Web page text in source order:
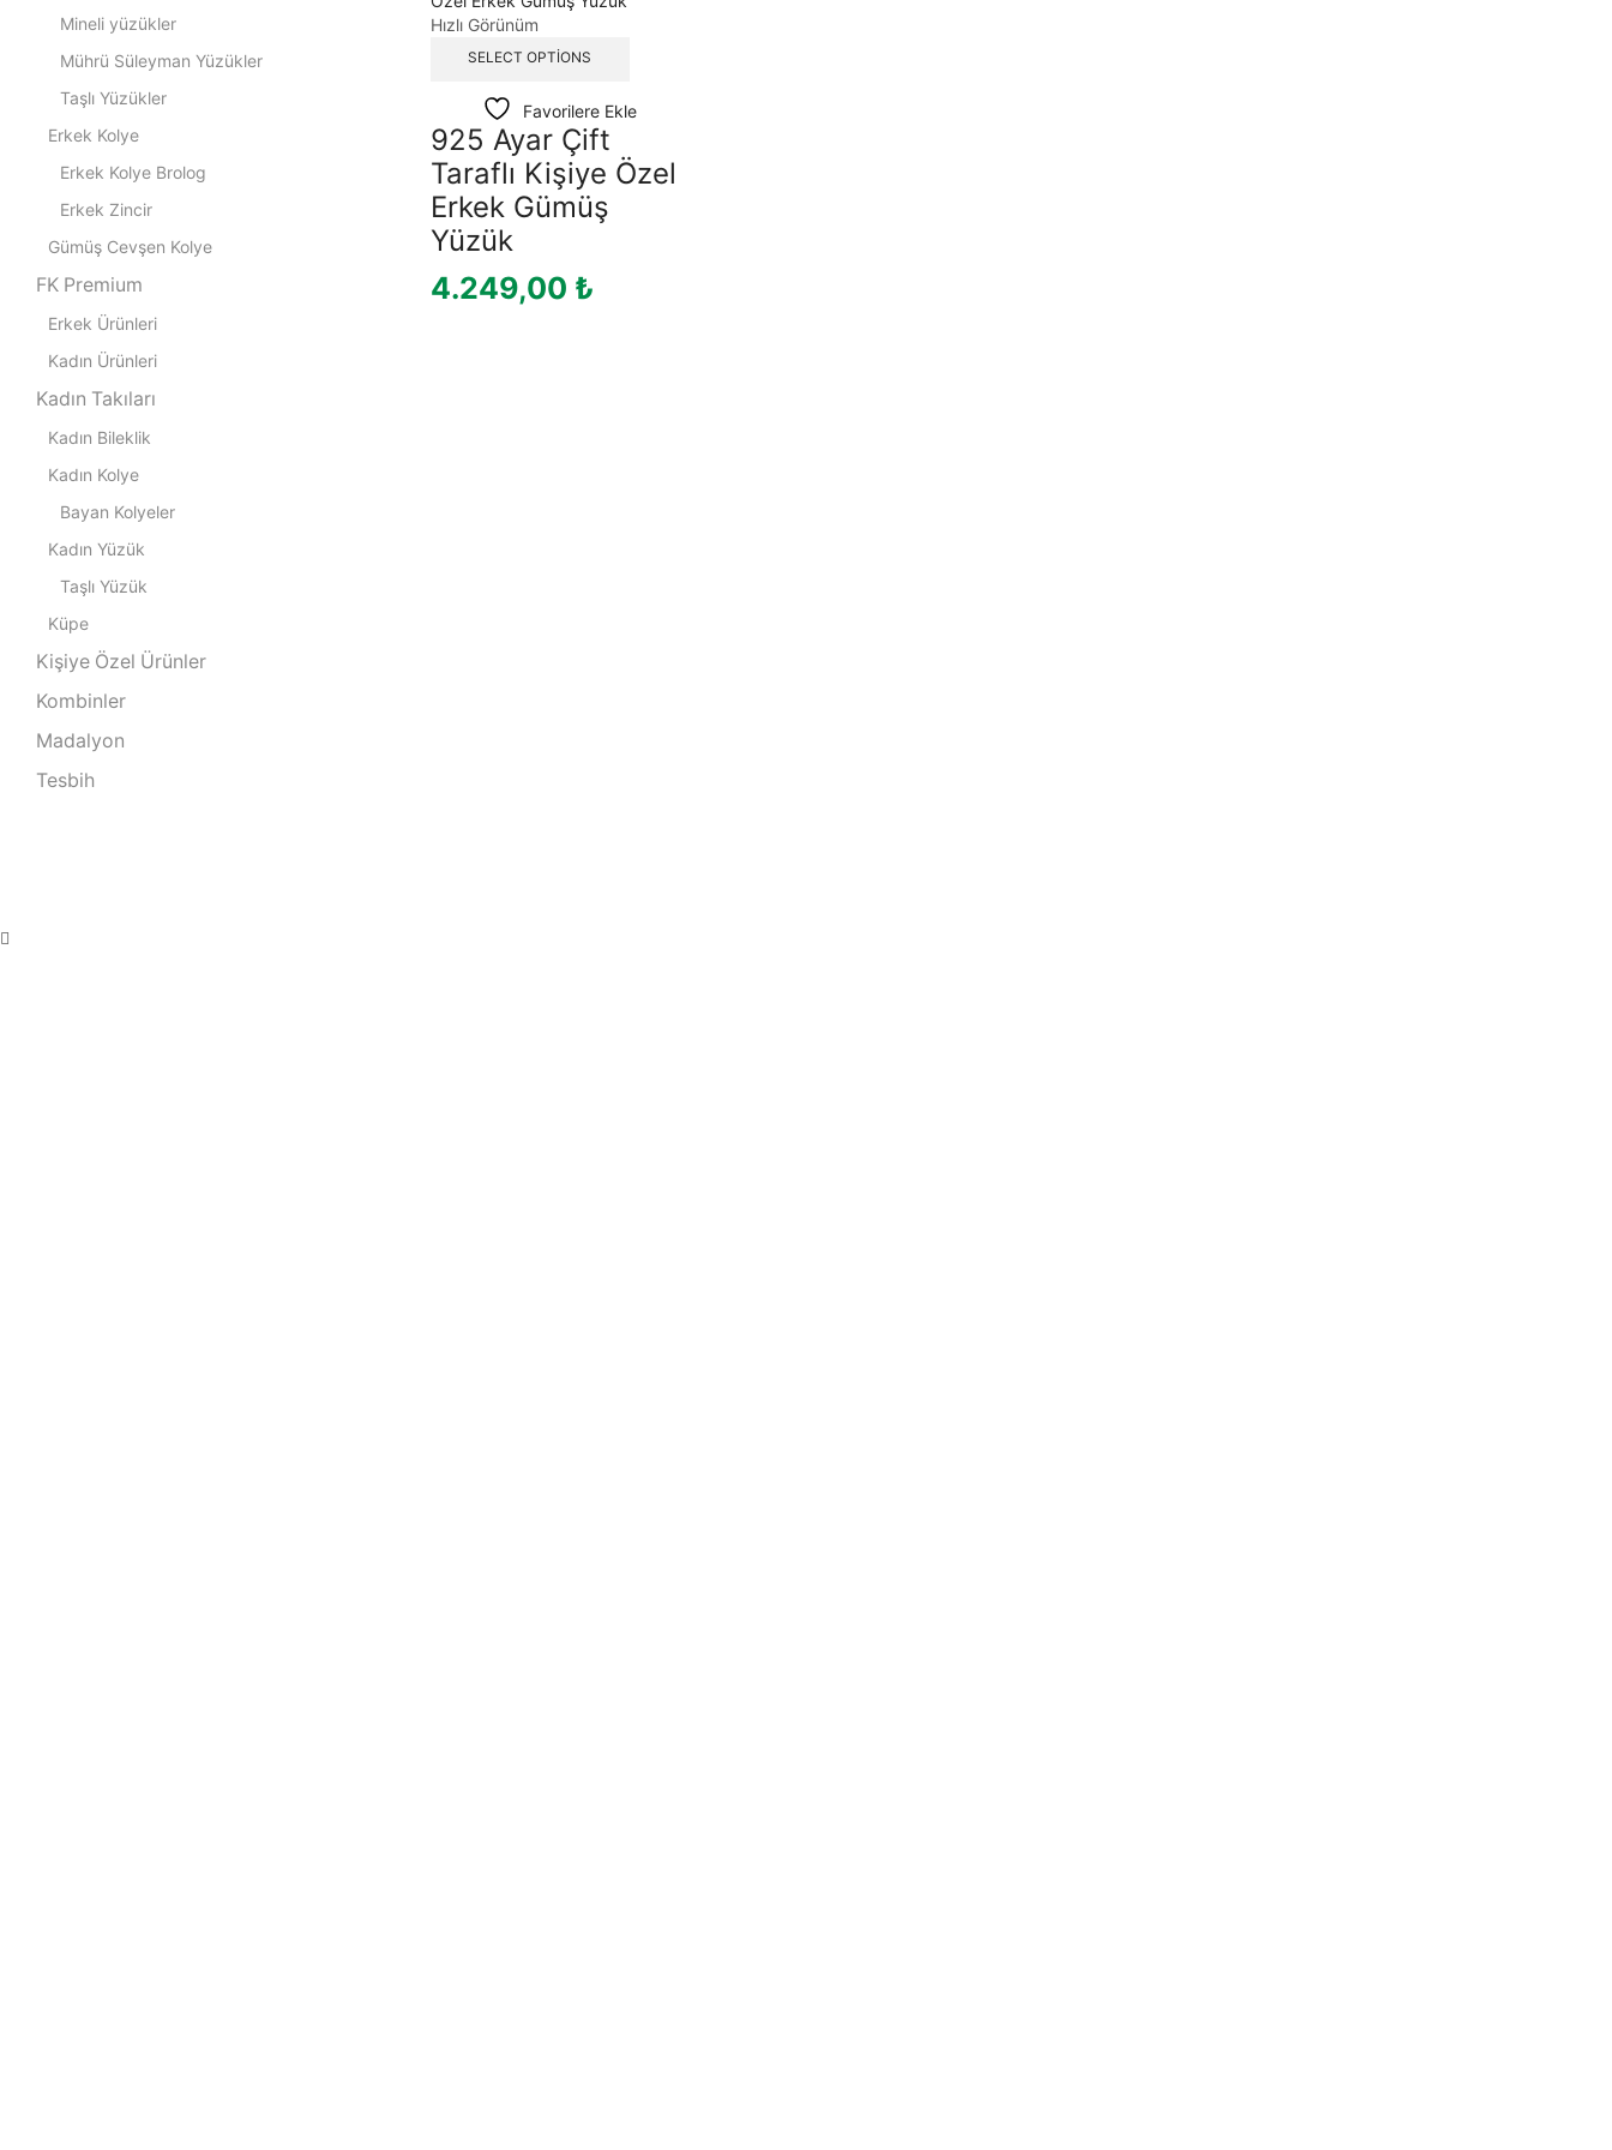
Hızlı Görünüm
SELECT OPTIONS
Favorilere Ekle
925 Ayar Çift
Taraflı Kişiye Özel
Erkek Gümüş
Yüzük
4.249,00 ₺
Mineli yüzükler
Mührü Süleyman Yüzükler
Taşlı Yüzükler
Erkek Kolye
Erkek Kolye Brolog
Erkek Zincir
Gümüş Cevşen Kolye
FK Premium
Erkek Ürünleri
Kadın Ürünleri
Kadın Takıları
Kadın Bileklik
Kadın Kolye
Bayan Kolyeler
Kadın Yüzük
Taşlı Yüzük
Küpe
Kişiye Özel Ürünler
Kombinler
Madalyon
Tesbih